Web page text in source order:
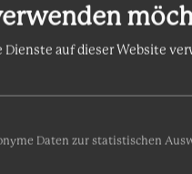
können je
für den
der
auf dieser Website
Daten zur statistischen